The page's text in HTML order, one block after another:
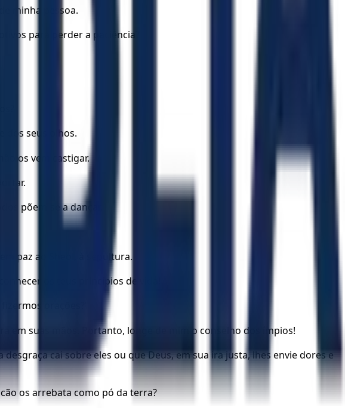
minha pessoa.
para perder a paciência?
dos seus olhos.
os vem castigar.
põem-se a dançar.
paz ao Sheol, à sepultura.
os teus princípios de vida!
orações?’
em suas mãos. Portanto, longe de mim o conselho dos ímpios!
cai sobre eles ou que Deus, em sua ira justa, lhes envie dores e
os arrebata como pó da terra?